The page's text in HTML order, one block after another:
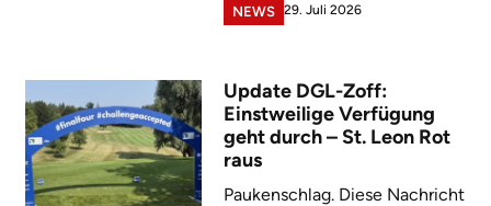
NEWS 29. Juli 2026
Update DGL-Zoff:
Einstweilige Verfügung
geht durch – St. Leon Rot
raus
Paukenschlag. Diese Nachricht